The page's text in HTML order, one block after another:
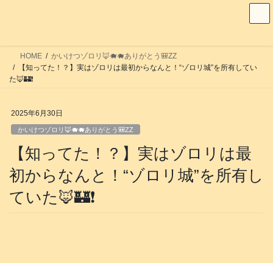
HOME
かいけつゾロリ🦊🐗🐗ありがとう🎒ZZ
【知ってた！？】実はゾロリは最初からなんと！“ゾロリ城”を所有してい
た🦊🏰❗️
2025年6月30日
かいけつゾロリ🦊🐗🐗ありがとう🎒ZZ
【知ってた！？】実はゾロリは最
初からなんと！“ゾロリ城”を所有し
ていた🦊🏰❗️